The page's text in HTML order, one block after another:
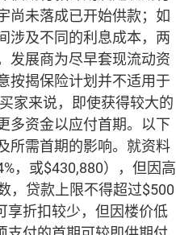
尚未落成已开始供款；如
涉及不同的利息成本，两
发展商为尽早套现流动资
按揭保险计划并不适用于
家来说，即使获得较大的
多资金以应付首期。以下
所需首期的影响。就资料
，或$430,880），但因高
，贷款上限不得超过$500
享折扣较少，但因楼价低